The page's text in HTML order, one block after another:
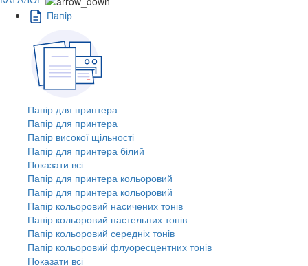
Пaпiр
Папір для принтера
Папір для принтера
Папір високої щільності
Папір для принтера білий
Показати всі
Папір для принтера кольоровий
Папір для принтера кольоровий
Папір кольоровий насичених тонів
Папір кольоровий пастельних тонів
Папір кольоровий середніх тонів
Папір кольоровий флуоресцентних тонів
Показати всі